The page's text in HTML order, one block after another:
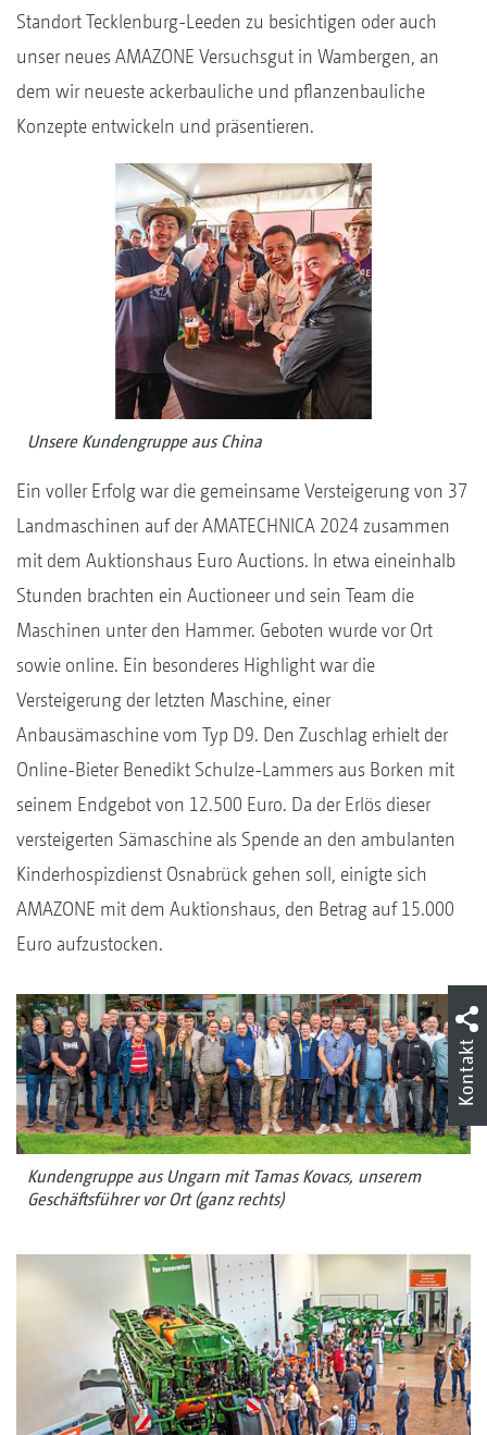
Standort Tecklenburg-Leeden zu besichtigen oder auch
unser neues AMAZONE Versuchsgut in Wambergen, an
dem wir neueste ackerbauliche und pflanzenbauliche
Konzepte entwickeln und präsentieren.
Unsere Kundengruppe aus China
Ein voller Erfolg war die gemeinsame Versteigerung von 37
Landmaschinen auf der AMATECHNICA 2024 zusammen
mit dem Auktionshaus Euro Auctions. In etwa eineinhalb
Stunden brachten ein Auctioneer und sein Team die
Maschinen unter den Hammer. Geboten wurde vor Ort
sowie online. Ein besonderes Highlight war die
Versteigerung der letzten Maschine, einer
Anbausämaschine vom Typ D9. Den Zuschlag erhielt der
Online-Bieter Benedikt Schulze-Lammers aus Borken mit
seinem Endgebot von 12.500 Euro. Da der Erlös dieser
versteigerten Sämaschine als Spende an den ambulanten
Kinderhospizdienst Osnabrück gehen soll, einigte sich
AMAZONE mit dem Auktionshaus, den Betrag auf 15.000
Euro aufzustocken.
Kundengruppe aus Ungarn mit Tamas Kovacs, unserem
Geschäftsführer vor Ort (ganz rechts)
Kontakt